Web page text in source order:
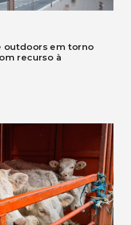
outdoors em torno
recurso à